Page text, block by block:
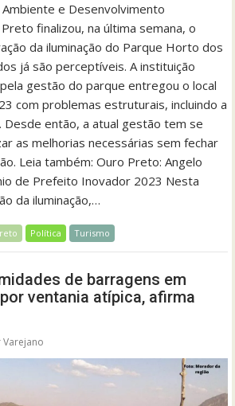
e Desenvolvimento
finalizou, na última semana, o
da iluminação do Parque Horto dos
já são perceptíveis. A instituição
gestão do parque entregou o local
com problemas estruturais, incluindo a
Desde então, a atual gestão tem se
as melhorias necessárias sem fechar
Leia também: Ouro Preto: Angelo
de Prefeito Inovador 2023 Nesta
da iluminação,…
Política Turismo
de barragens em
ventania atípica, afirma
Varejano